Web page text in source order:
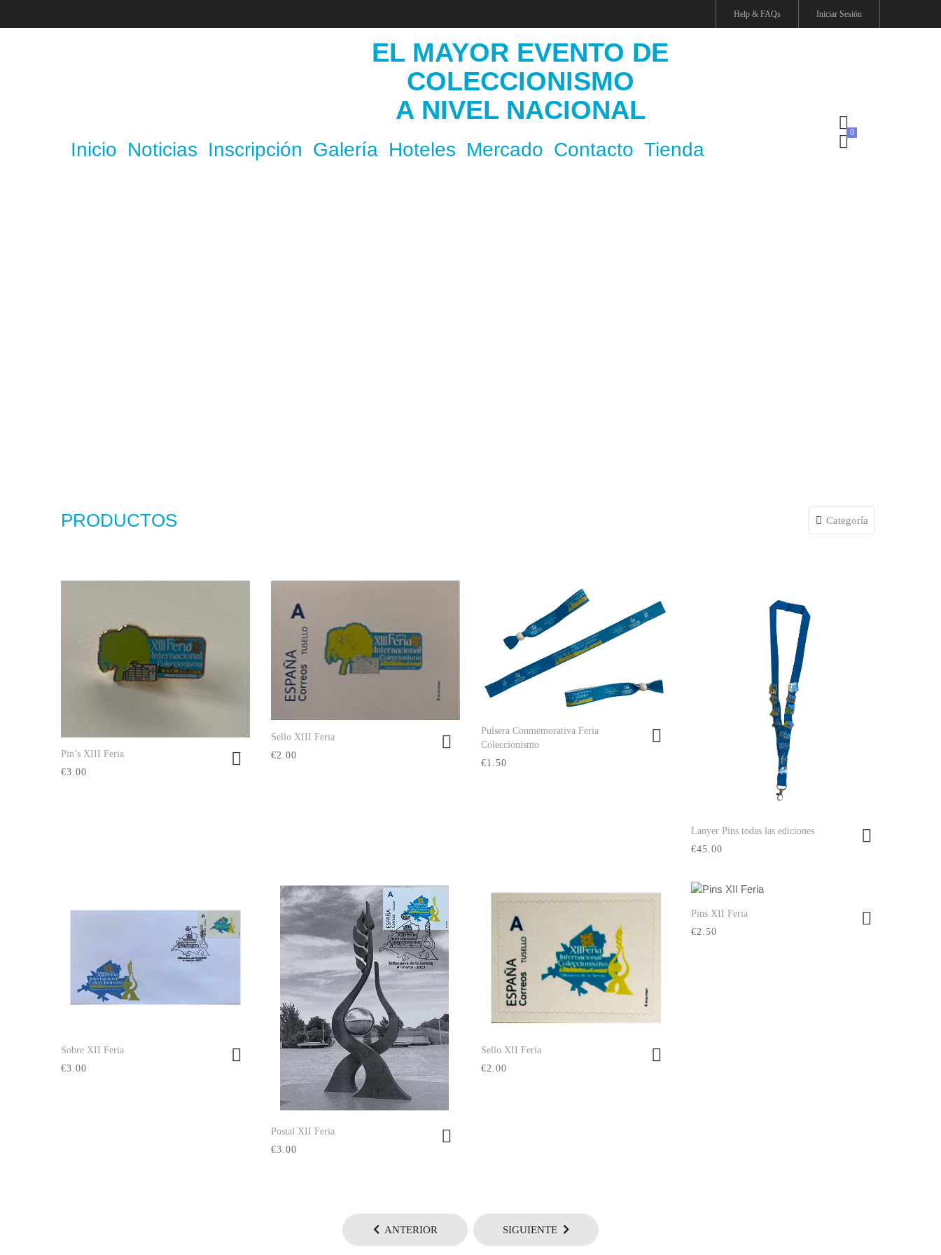
Help & FAQs Iniciar Sesión
EL MAYOR EVENTO DE
COLECCIONISMO
A NIVEL NACIONAL
Inicio Noticias Inscripción Galería Hoteles Mercado Contacto Tienda
PRODUCTOS Categoría
Pin’s XIII Feria
€3.00
Sello XIII Feria
€2.00
Ver producto
Pulsera Conmemorativa Feria
Coleccionismo
€1.50
Ver producto
Lanyer Pins todas las ediciones
€45.00
Sobre XII Feria
€3.00
Postal XII Feria
€3.00
Sello XII Feria
€2.00
Pins XII Feria
€2.50
ANTERIOR SIGUIENTE